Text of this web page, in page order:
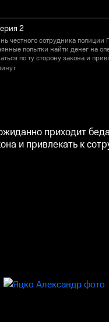
2
честного сотрудника полиции
попытки найти денег на
по ту сторону закона и
приходит
и привлекать к